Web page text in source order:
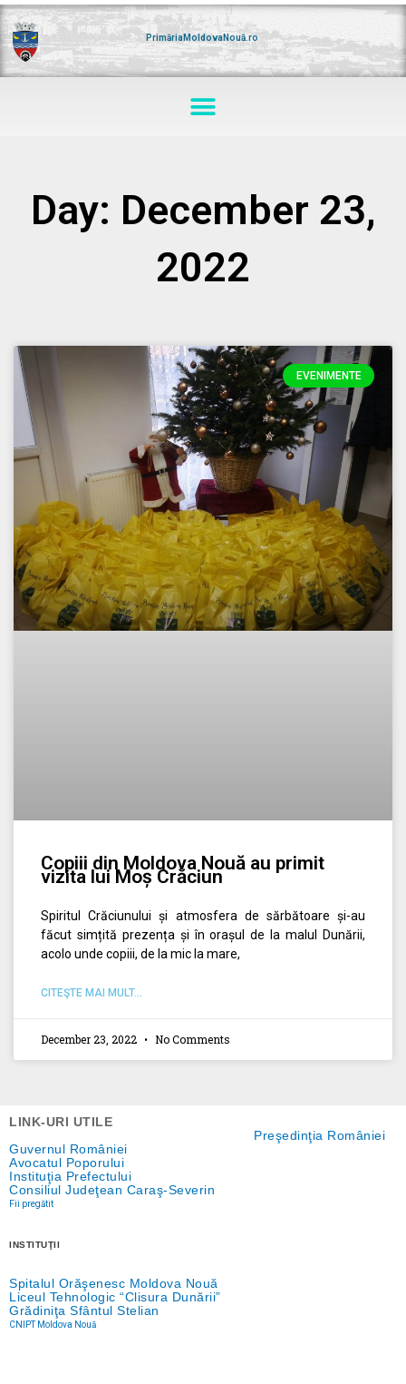
Skip
to
content
PrimăriaMoldovaNouă.ro
Menu
Day: December 23,
2022
EVENIMENTE
Copiii din Moldova Nouă au primit
vizita lui Moș Crăciun
Spiritul Crăciunului și atmosfera de sărbătoare și-au
făcut simțită prezența și în orașul de la malul Dunării,
acolo unde copiii, de la mic la mare,
CITEŞTE MAI MULT...
December 23, 2022 No Comments
LINK-URI UTILE
Preşedinţia României
Guvernul României
Avocatul Poporului
Instituţia Prefectului
Consiliul Judeţean Caraş-Severin
Fii pregătit
INSTITUŢII
Spitalul Orăşenesc Moldova Nouă
Liceul Tehnologic “Clisura Dunării”
Grădiniţa Sfântul Stelian
CNIPT Moldova Nouă